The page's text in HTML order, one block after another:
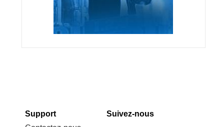
Support
Suivez-nous